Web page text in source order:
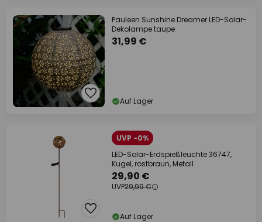
Pauleen Sunshine Dreamer LED-Solar-
Dekolampe taupe
31,99 €
Auf Lager
UVP -0%
LED-Solar-Erdspießleuchte 36747,
Kugel, rostbraun, Metall
29,90 €
UVP29,99 €
Auf Lager